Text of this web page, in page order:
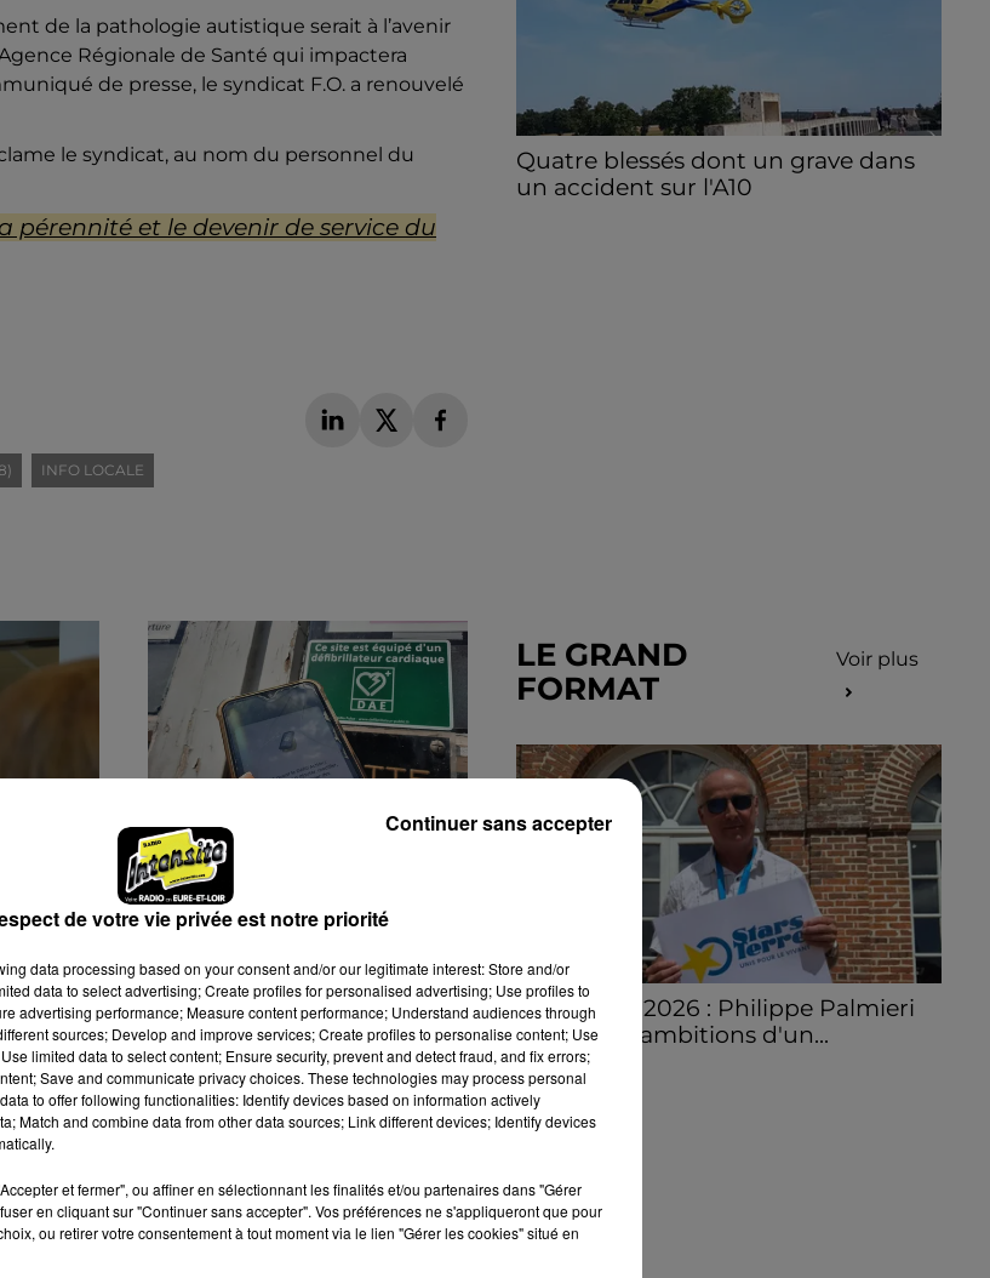
de la pathologie autistique serait à l’avenir
Régionale de Santé qui impactera
de presse, le syndicat F.O. a renouvelé
le syndicat, au nom du personnel du
pérennité et le devenir de service du
INFO LOCALE
STAYING ALIVE FAIT « LA
CHASSE AUX
DÉFIBRILLATEURS »
Quatre blessés dont un grave dans
un accident sur l'A10
LE GRAND
FORMAT
Voir plus
Stars'Terre 2026 : Philippe Palmieri
dévoile les ambitions d'un...
À quelques semaines de la première
édition de Stars'Terre, organisée du 18 au 20
septembre 2026 au Château de Courtalain,
de votre vie privée est notre priorité
data processing based on your consent and/or our legitimate interest: Store and/or
data to select advertising; Create profiles for personalised advertising; Use profiles to
advertising performance; Measure content performance; Understand audiences through
sources; Develop and improve services; Create profiles to personalise content; Use
limited data to select content; Ensure security, prevent and detect fraud, and fix errors;
Save and communicate privacy choices. These technologies may process personal
to offer following functionalities: Identify devices based on information actively
Match and combine data from other data sources; Link different devices; Identify devices
et fermer", ou affiner en sélectionnant les finalités et/ou partenaires dans "Gérer
en cliquant sur "Continuer sans accepter". Vos préférences ne s'appliqueront que pour
ou retirer votre consentement à tout moment via le lien "Gérer les cookies" situé en
Continuer sans accepter